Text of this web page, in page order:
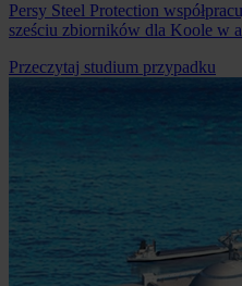
Persy Steel Protection
sześciu zbiorników dla Koole w
Przeczytaj studium przypadku